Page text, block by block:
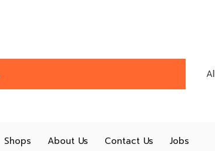
Shops About Us Contact Us Jobs